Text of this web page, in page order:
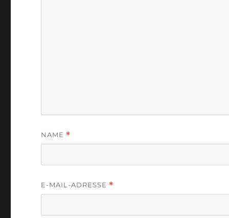
NAME *
E-MAIL-ADRESSE *